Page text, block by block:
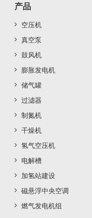
产品
空压机
真空泵
鼓风机
膨胀发电机
储气罐
过滤器
制氮机
干燥机
氢气空压机
电解槽
加氢站建设
磁悬浮中央空调
燃气发电机组